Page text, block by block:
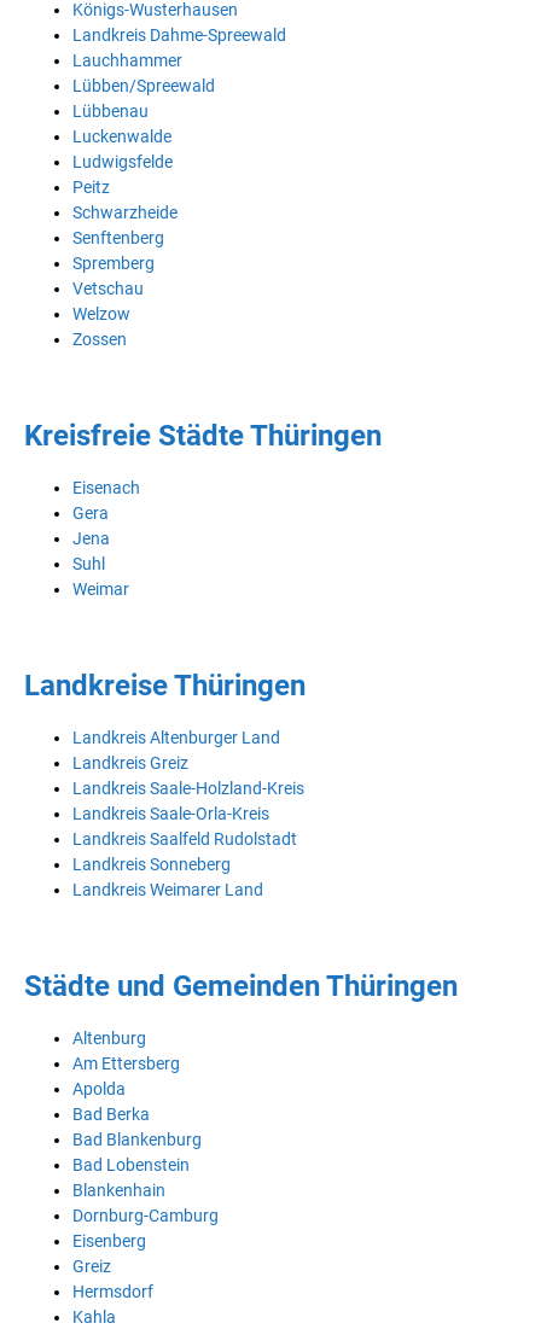
Königs-Wusterhausen
Landkreis Dahme-Spreewald
Lauchhammer
Lübben/Spreewald
Lübbenau
Luckenwalde
Ludwigsfelde
Peitz
Schwarzheide
Senftenberg
Spremberg
Vetschau
Welzow
Zossen
Kreisfreie Städte Thüringen
Eisenach
Gera
Jena
Suhl
Weimar
Landkreise Thüringen
Landkreis Altenburger Land
Landkreis Greiz
Landkreis Saale-Holzland-Kreis
Landkreis Saale-Orla-Kreis
Landkreis Saalfeld Rudolstadt
Landkreis Sonneberg
Landkreis Weimarer Land
Städte und Gemeinden Thüringen
Altenburg
Am Ettersberg
Apolda
Bad Berka
Bad Blankenburg
Bad Lobenstein
Blankenhain
Dornburg-Camburg
Eisenberg
Greiz
Hermsdorf
Kahla